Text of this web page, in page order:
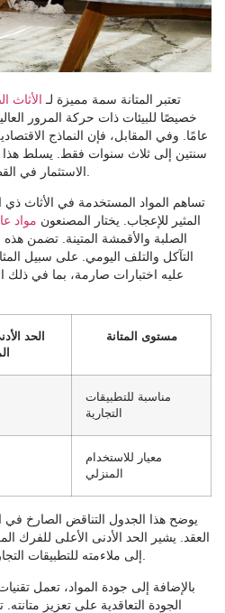
تعتبر المتانة سمة مميزة لـ الأثاث
عامًا. وفي المقابل، فإن النماذج
سنتين إلى ثلاث سنوات فقط. يسلط هذا
تساهم المواد المستخدمة في الأثاث ذي
المثير للإعجاب. يختار المصنعون مواد
الصلبة والأقمشة المتينة. تضمن هذه
التآكل والتلف اليومي. على سبيل
عليه اختبارات صارمة، بما في ذلك
الحد
مستوى المتانة
مناسبة للتطبيقات
التجارية
معيار للاستخدام
المنزلي
يوضح هذا الجدول التناقض الصارخ في
العقد. يشير الحد الأدنى الأعلى للفرك
إلى ملاءمته للتطبيقات التجارية، حيث تكون المرونة ضرورية.
بالإضافة إلى جودة المواد، تعمل
الجودة التعاقدية على تعزيز